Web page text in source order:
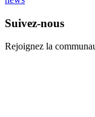
Suivez-nous
Rejoignez la